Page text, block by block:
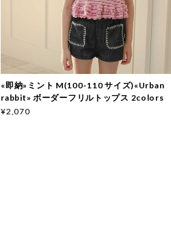
«即納»ミント M(100-110 サイズ)«Urban
rabbit» ボーダーフリルトップス 2colors
¥2,070